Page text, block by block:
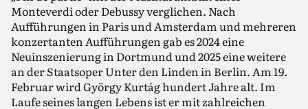
Monteverdi oder Debussy verglichen. Nach
Aufführungen in Paris und Amsterdam und mehreren
konzertanten Aufführungen gab es 2024 eine
Neuinszenierung in Dortmund und 2025 eine weitere
an der Staatsoper Unter den Linden in Berlin. Am 19.
Februar wird György Kurtág hundert Jahre alt. Im
Laufe seines langen Lebens ist er mit zahlreichen